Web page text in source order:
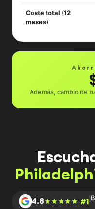
Coste total (12
meses)
Además, cambio de
4.8 #1